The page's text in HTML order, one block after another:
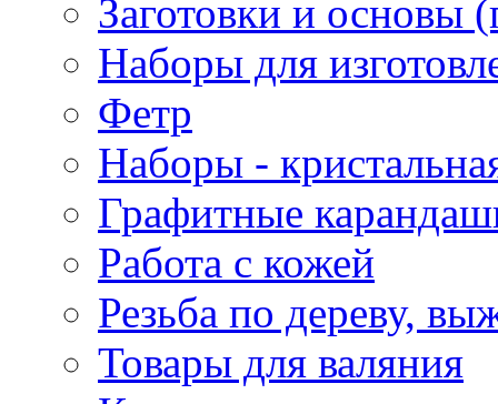
Заготовки и основы
Наборы для
Фетр
Наборы -
Графитные
Работа с кожей
Резьба по дереву,
Товары для валяния